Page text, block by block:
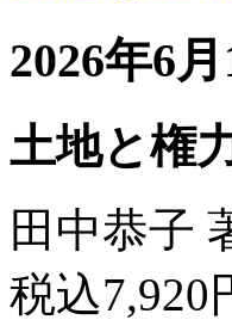
2026年6
土地と権
田中恭子
税込7,920